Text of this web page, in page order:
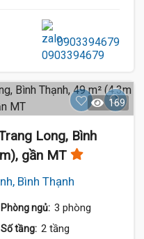
0903394679
169
Long, Bình
gần MT
Bình Thạnh
Phòng ngủ: 3 phòng
Số tầng: 2 tầng